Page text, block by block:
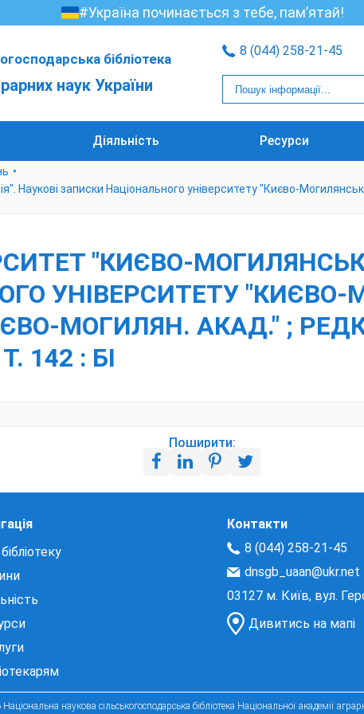
#Україна починається з тебе, пам’ятай!
бібліотека
наук України
8 (044) 258-21-45
Діяльність Ресурси
Наукові записки Національного університету "Києво-
"КИЄВО-
УНІВЕРСИТЕТУ
МОГИЛЯН. АКАД." ;
142 : БІ
Поширити:
Контакти
8 (044) 258-21-45
dnsgb_uaan@ukr.net
03127 м. Київ, вул.
Дивитись на мапі
наукова сільськогосподарська бібліотека Національної академії